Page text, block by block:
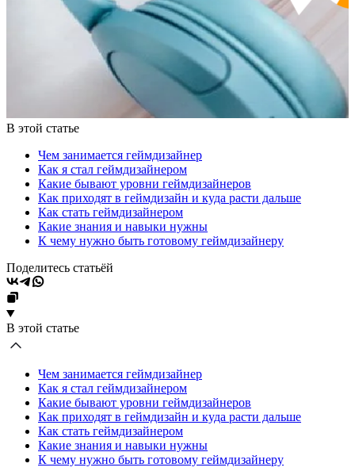
В этой статье
Чем занимается геймдизайнер
Как я стал геймдизайнером
Какие бывают уровни геймдизайнеров
Как приходят в геймдизайн и куда расти дальше
Как стать геймдизайнером
Какие знания и навыки нужны
К чему нужно быть готовому геймдизайнеру
Поделитесь статьёй
В этой статье
Чем занимается геймдизайнер
Как я стал геймдизайнером
Какие бывают уровни геймдизайнеров
Как приходят в геймдизайн и куда расти дальше
Как стать геймдизайнером
Какие знания и навыки нужны
К чему нужно быть готовому геймдизайнеру